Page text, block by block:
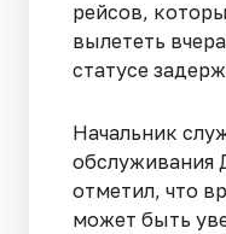
рейсов,
вылететь
статусе
Начальник
обслуживания
отметил, что
может быть